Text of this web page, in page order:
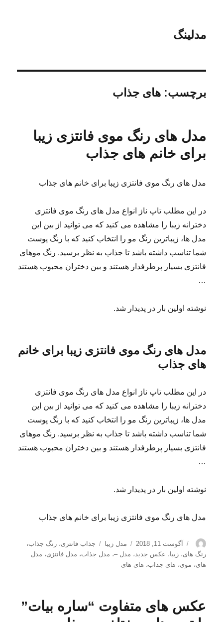
مدلینگ
برچسب:های جذاب
مدل های رنگ موی فانتزی زیبا
برای خانم های جذاب
مدل های رنگ موی فانتزی زیبا برای خانم های جذاب
در این مطلب تاپ ناز انواع مدل های رنگ موی فانتزی
دخترانه زیبا را مشاهده می کنید که می توانید از بین این
مدل ها، زیباترین رنگ مو را انتخاب کنید که با رنگ پوست
شما تناسب داشته باشد تا جذاب به نظر برسید. رنگ موهای
فانتزی بسیار پرطرفدار هستند و بین دختران محبوب هستند
…
نوشته اولین بار در پدیدار شد.
مدل های رنگ موی فانتزی زیبا برای خانم
های جذاب
در این مطلب تاپ ناز انواع مدل های رنگ موی فانتزی
دخترانه زیبا را مشاهده می کنید که می توانید از بین این
مدل ها، زیباترین رنگ مو را انتخاب کنید که با رنگ پوست
شما تناسب داشته باشد تا جذاب به نظر برسید. رنگ موهای
فانتزی بسیار پرطرفدار هستند و بین دختران محبوب هستند
…
نوشته اولین بار در پدیدار شد.
مدل های رنگ موی فانتزی زیبا برای خانم های جذاب
نویسنده
ارسال
شده
در
آگوست 11, 2018 دسته‌ها
مدل زیبا برچسب‌ها
جذاب فانتزی،رنگ جذاب،
رنگ های،زیبا، عکس جدید، مدل –، مدل جذاب، مدل فانتزی، مدل
های، موی، های جذاب، های های
عکس های متفاوت “ساره بیات”